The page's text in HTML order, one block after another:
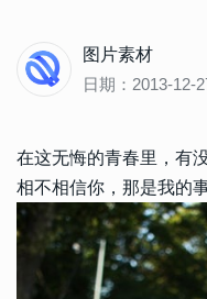
图片素材
日期：2013-12-
在这无悔的青春里，有
相不相信你，那是我的